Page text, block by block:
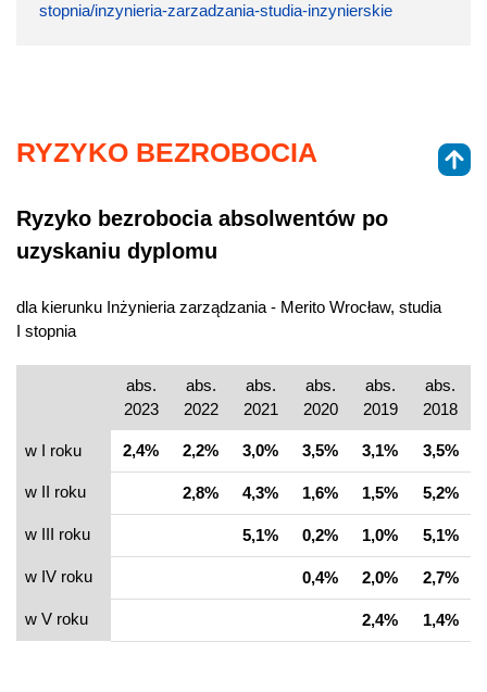
stopnia/inzynieria-zarzadzania-studia-inzynierskie
RYZYKO BEZROBOCIA
Ryzyko bezrobocia absolwentów po
uzyskaniu dyplomu
dla kierunku Inżynieria zarządzania - Merito Wrocław, studia
I stopnia
abs.
2023
abs.
2022
abs.
2021
abs.
2020
abs.
2019
abs.
2018
w I roku 2,4% 2,2% 3,0% 3,5% 3,1% 3,5%
w II roku 2,8% 4,3% 1,6% 1,5% 5,2%
w III roku 5,1% 0,2% 1,0% 5,1%
w IV roku 0,4% 2,0% 2,7%
w V roku 2,4% 1,4%